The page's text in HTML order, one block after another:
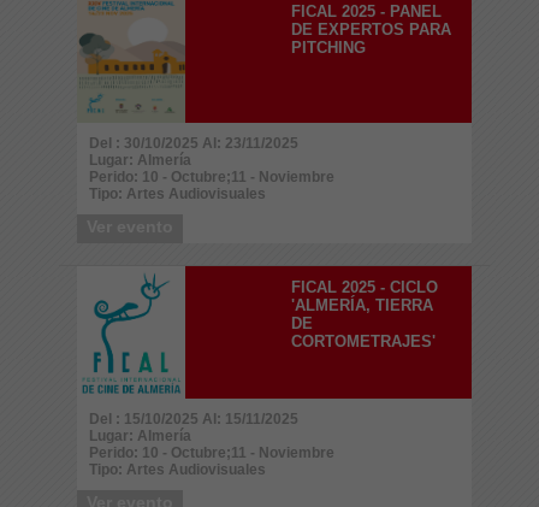
FICAL 2025 - PANEL
DE EXPERTOS PARA
PITCHING
Del : 30/10/2025 Al: 23/11/2025
Lugar: Almería
Perido: 10 - Octubre;11 - Noviembre
Tipo: Artes Audiovisuales
FICAL 2025 - CICLO
'ALMERÍA, TIERRA
DE
CORTOMETRAJES'
Del : 15/10/2025 Al: 15/11/2025
Lugar: Almería
Perido: 10 - Octubre;11 - Noviembre
Tipo: Artes Audiovisuales